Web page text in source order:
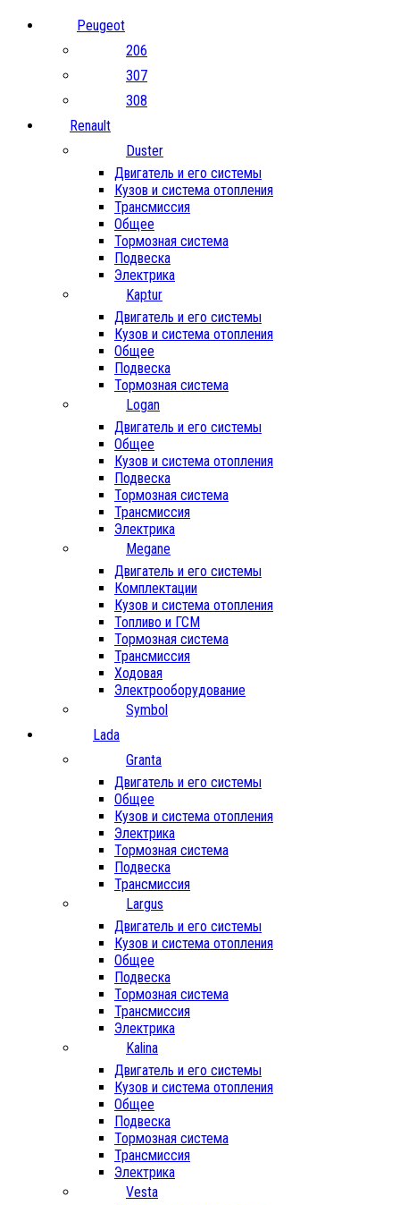
Peugeot
206
307
308
Renault
Duster
Двигатель и его системы
Кузов и система отопления
Трансмиссия
Общее
Тормозная система
Подвеска
Электрика
Kaptur
Двигатель и его системы
Кузов и система отопления
Общее
Подвеска
Тормозная система
Logan
Двигатель и его системы
Общее
Кузов и система отопления
Подвеска
Тормозная система
Трансмиссия
Электрика
Megane
Двигатель и его системы
Комплектации
Кузов и система отопления
Топливо и ГСМ
Тормозная система
Трансмиссия
Ходовая
Электрооборудование
Symbol
Lada
Granta
Двигатель и его системы
Общее
Кузов и система отопления
Электрика
Тормозная система
Подвеска
Трансмиссия
Largus
Двигатель и его системы
Кузов и система отопления
Общее
Подвеска
Тормозная система
Трансмиссия
Электрика
Kalina
Двигатель и его системы
Кузов и система отопления
Общее
Подвеска
Тормозная система
Трансмиссия
Электрика
Vesta